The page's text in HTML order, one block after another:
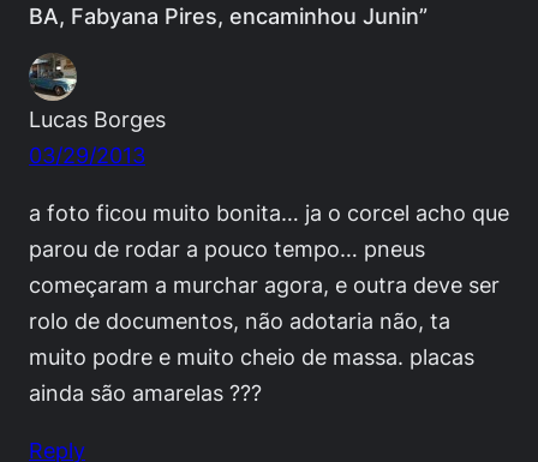
BA, Fabyana Pires, encaminhou Junin”
Lucas Borges
03/29/2013
a foto ficou muito bonita… ja o corcel acho que
parou de rodar a pouco tempo… pneus
começaram a murchar agora, e outra deve ser
rolo de documentos, não adotaria não, ta
muito podre e muito cheio de massa. placas
ainda são amarelas ???
Reply